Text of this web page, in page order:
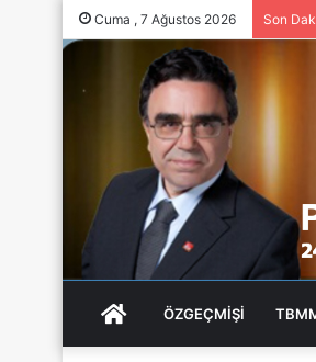
Cuma , 7 Ağustos 2026 Son
ANA ÖZGEÇMİŞİ